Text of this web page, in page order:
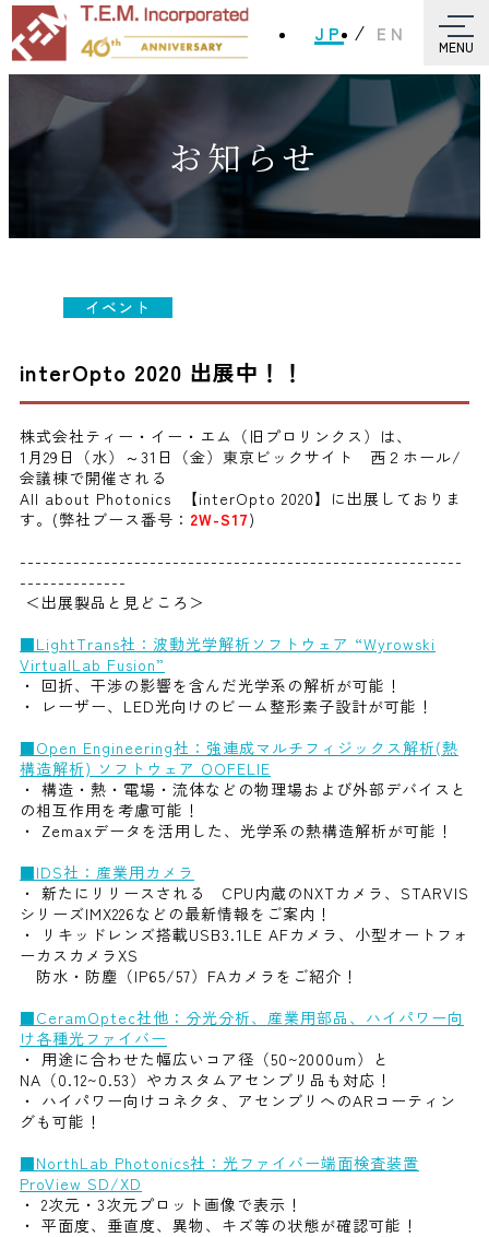
JP EN
MENU
お知らせ
イベント
interOpto 2020 出展中！！
株式会社ティー・イー・エム（旧プロリンクス）は、
1月29日（水）～31日（金）東京ビックサイト 西２ホール/
会議棟で開催される
All about Photonics 【interOpto 2020】に出展しておりま
す。(弊社ブース番号： 2W-S17)
----------------------------------------------------------
--------------
＜出展製品と見どころ＞
■LightTrans社：波動光学解析ソフトウェア “Wyrowski
VirtualLab Fusion”
・ 回折、干渉の影響を含んだ光学系の解析が可能！
・ レーザー、LED光向けのビーム整形素子設計が可能！
■Open Engineering社：強連成マルチフィジックス解析(熱
構造解析) ソフトウェア OOFELIE
・ 構造・熱・電場・流体などの物理場および外部デバイスと
の相互作用を考慮可能！
・ Zemaxデータを活用した、光学系の熱構造解析が可能！
■IDS社：産業用カメラ
・ 新たにリリースされる CPU内蔵のNXTカメラ、STARVIS
シリーズIMX226などの最新情報をご案内！
・ リキッドレンズ搭載USB3.1LE AFカメラ、小型オートフォ
ーカスカメラXS
防水・防塵（IP65/57）FAカメラをご紹介！
■CeramOptec社他：分光分析、産業用部品、ハイパワー向
け各種光ファイバー
・ 用途に合わせた幅広いコア径（50~2000um）と
NA（0.12~0.53）やカスタムアセンブリ品も対応！
・ ハイパワー向けコネクタ、アセンブリへのARコーティン
グも可能！
■NorthLab Photonics社：光ファイバー端面検査装置
ProView SD/XD
・ 2次元・3次元プロット画像で表示！
・ 平面度、垂直度、異物、キズ等の状態が確認可能！